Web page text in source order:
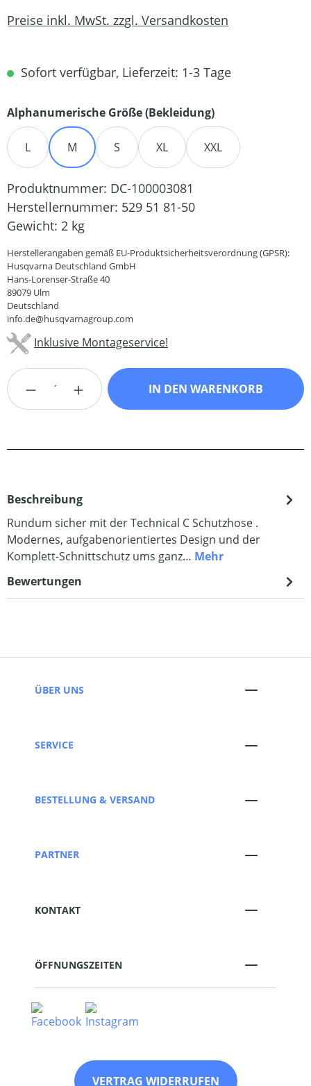
Preise inkl. MwSt. zzgl. Versandkosten
Sofort verfügbar, Lieferzeit: 1-3 Tage
Alphanumerische Größe (Bekleidung)auswählen
L M S XL XXL
Produktnummer: DC-100003081
Herstellernummer: 529 51 81-50
Gewicht: 2 kg
Herstellerangaben gemäß EU-Produktsicherheitsverordnung (GPSR):
Husqvarna Deutschland GmbH
Hans-Lorenser-Straße 40
89079 Ulm
Deutschland
info.de@husqvarnagroup.com
Inklusive Montageservice!
Produkt Anzahl: Gib den gewünschten
IN DEN WARENKORB
Beschreibung
Rundum sicher mit der Technical C Schutzhose .
Modernes, aufgabenorientiertes Design und der
Komplett-Schnittschutz ums ganz… Mehr
Bewertungen
ÜBER UNS
SERVICE
BESTELLUNG & VERSAND
PARTNER
KONTAKT
ÖFFNUNGSZEITEN
VERTRAG WIDERRUFEN